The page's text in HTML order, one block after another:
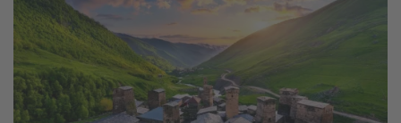
Weitere Themen
Reise Journal
Familienurlaub in der Türkei
Rundreisen in Thailand